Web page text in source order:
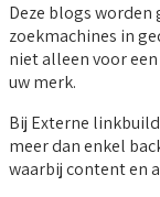
Deze blogs worden
zoekmachines in
niet alleen voor
uw merk.
Bij Externe
meer dan enkel
waarbij content en